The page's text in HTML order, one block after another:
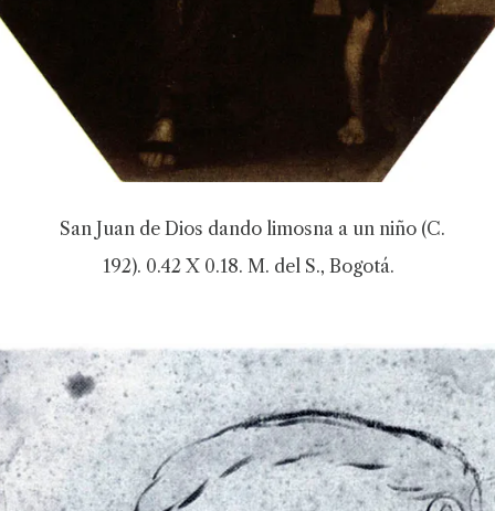
San Juan de Dios dando limosna a un niño (C.
192). 0.42 X 0.18. M. del S., Bogotá.